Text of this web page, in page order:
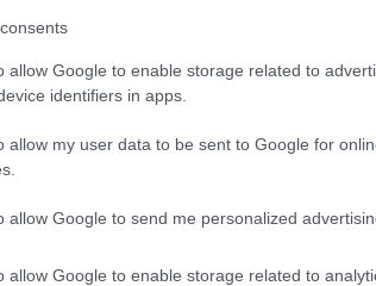
allow Google to enable storage related to
identifiers in apps.
allow my user data to be sent to Google for
allow Google to send me personalized
allow Google to enable storage related to
Felhívtam David anyukáját, aki nagyon
és várjam ki a végét
nem az volt, hogy őt becsapták,
ő viselte, míg David Beckhamnek a